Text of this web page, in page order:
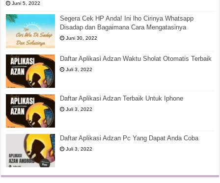
Juni 5, 2022
Segera Cek HP Anda! Ini lho Cirinya Whatsapp
Disadap dan Bagaimana Cara Mengatasinya
Juni 30, 2022
Daftar Aplikasi Adzan Waktu Sholat Otomatis Terbaik
Juli 3, 2022
Daftar Aplikasi Adzan Terbaik Untuk Iphone
Juli 3, 2022
Daftar Aplikasi Adzan Pc Yang Dapat Anda Coba
Juli 3, 2022